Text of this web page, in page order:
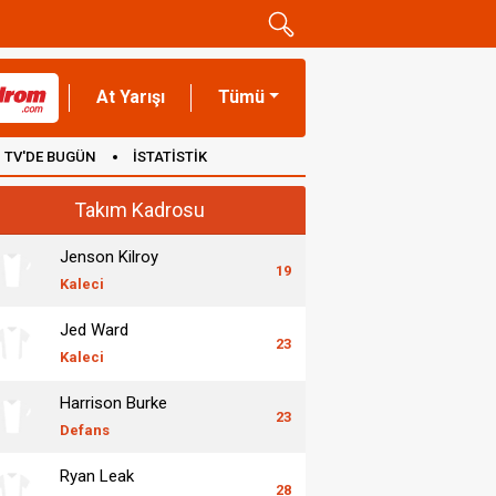
At Yarışı Tümü
TV'DE BUGÜN İSTATİSTİK
Takım Kadrosu
Jenson Kilroy
Kaleci
19
Jed Ward
Kaleci
23
Harrison Burke
Defans
23
Ryan Leak
28